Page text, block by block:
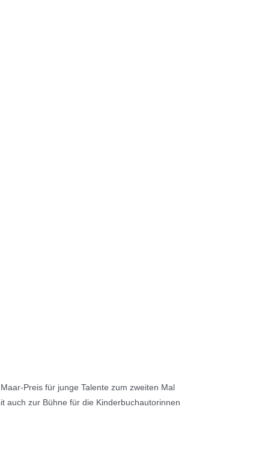
Preis für junge Talente zum zweiten Mal
auch zur Bühne für die Kinderbuchautorinnen